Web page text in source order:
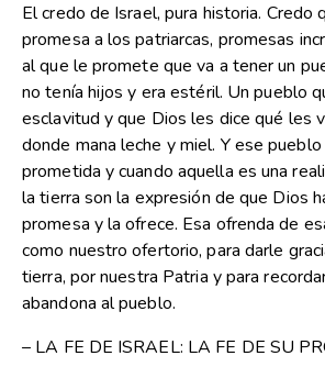
El credo de Israel, pura historia. Credo
promesa a los patriarcas, promesas
al que le promete que va a tener un
no tenía hijos y era estéril. Un pueblo
esclavitud y que Dios les dice qué les
donde mana leche y miel. Y ese
prometida y cuando aquella es una
la tierra son la expresión de que Dios
promesa y la ofrece. Esa ofrenda de
como nuestro ofertorio, para darle
tierra, por nuestra Patria y para
abandona al pueblo.
– LA FE DE ISRAEL: LA FE DE SU